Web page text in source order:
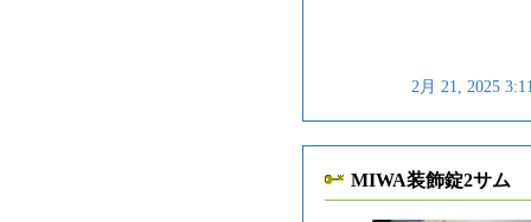
2月 21, 2025
MIWA装飾錠2サム